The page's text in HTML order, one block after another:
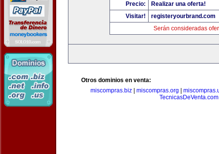
Precio:
Realizar una oferta!
Visitar!
registeryourbrand.com
Serán consideradas
Otros dominios en venta:
miscompras.biz| miscompras.org
TecnicasDeVenta.com